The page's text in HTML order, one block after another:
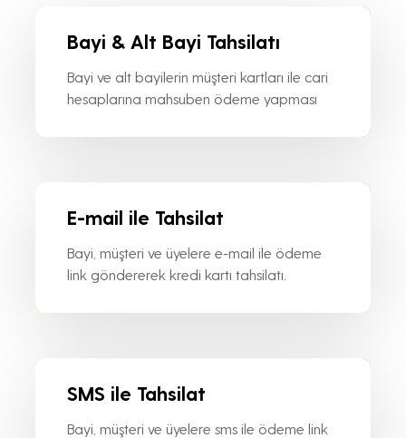
Bayi & Alt Bayi Tahsilatı
Bayi ve alt bayilerin müşteri kartları ile cari
hesaplarına mahsuben ödeme yapması
E-mail ile Tahsilat
Bayi, müşteri ve üyelere e-mail ile ödeme
link göndererek kredi kartı tahsilatı.
SMS ile Tahsilat
Bayi, müşteri ve üyelere sms ile ödeme link